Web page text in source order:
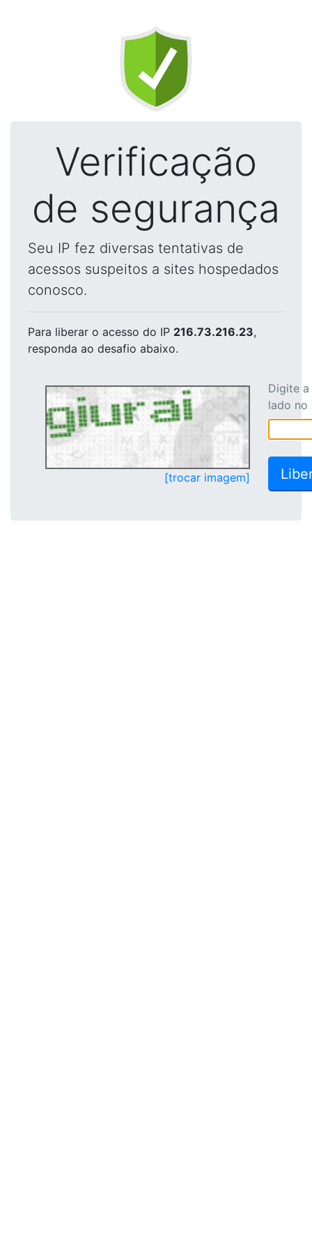
Verificação
de segurança
Seu IP fez diversas tentativas de
acessos suspeitos a sites hospedados
conosco.
Para liberar o acesso do IP 216.73.216.23,
responda ao desafio abaixo.
[trocar imagem]
Digite
lado no